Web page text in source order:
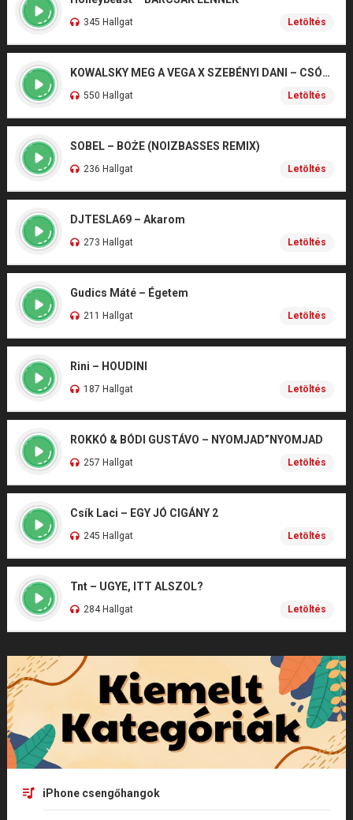
345 Hallgat Letöltés
KOWALSKY MEG A VEGA X SZEBÉNYI DANI – CSÓNAK
550 Hallgat Letöltés
SOBEL – BOŻE (NOIZBASSES REMIX)
236 Hallgat Letöltés
DJTESLA69 – Akarom
273 Hallgat Letöltés
Gudics Máté – Égetem
211 Hallgat Letöltés
Rini – HOUDINI
187 Hallgat Letöltés
ROKKÓ & BÓDI GUSTÁVO – NYOMJAD”NYOMJAD
257 Hallgat Letöltés
Csík Laci – EGY JÓ CIGÁNY 2
245 Hallgat Letöltés
Tnt – UGYE, ITT ALSZOL?
284 Hallgat Letöltés
iPhone csengőhangok